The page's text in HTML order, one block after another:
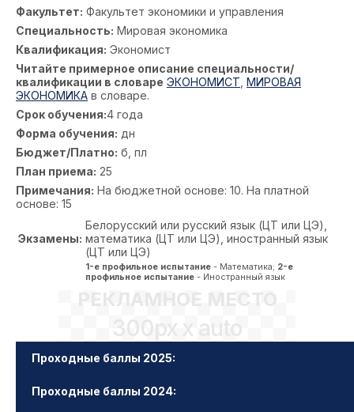
Факультет: Факультет экономики и управления
Специальность: Мировая экономика
Квалификация: Экономист
Читайте примерное описание специальности/
квалификации в словаре ЭКОНОМИСТ МИРОВАЯ
ЭКОНОМИКА в словаре.
Срок обучения:4 года
Форма обучения: дн
Бюджет/Платно: б, пл
План приема: 25
Примечания: На бюджетной основе: 10. На платной
основе: 15
Экзамены:
Белорусский или русский язык (ЦТ или ЦЭ),
математика (ЦТ или ЦЭ), иностранный язык
(ЦТ или ЦЭ)
1-е профильное испытание - Математика; 2-е
профильное испытание - Иностранный язык
РЕКЛАМНОЕ МЕСТО
300px x auto
Проходные баллы 2025:
Проходные баллы 2024: